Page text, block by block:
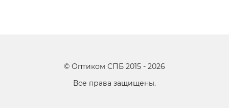
© Оптиком СПБ 2015 - 2026
Все права защищены.